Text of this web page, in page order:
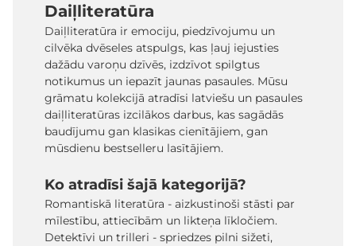
Daiļliteratūra
Daiļliteratūra ir emociju, piedzīvojumu un
cilvēka dvēseles atspulgs, kas ļauj iejusties
dažādu varoņu dzīvēs, izdzīvot spilgtus
notikumus un iepazīt jaunas pasaules. Mūsu
grāmatu kolekcijā atradīsi latviešu un pasaules
daiļliteratūras izcilākos darbus, kas sagādās
baudījumu gan klasikas cienītājiem, gan
mūsdienu bestselleru lasītājiem.
Ko atradīsi šajā kategorijā?
Romantiskā literatūra - aizkustinoši stāsti par
mīlestību, attiecībām un likteņa līkločiem.
Detektīvi un trilleri - spriedzes pilni sižeti,